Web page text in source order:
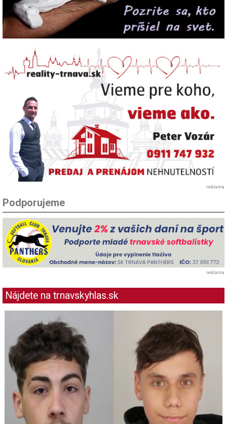
reklama
Podporujeme
reklama
Nájdete na trnavskyhlas.sk